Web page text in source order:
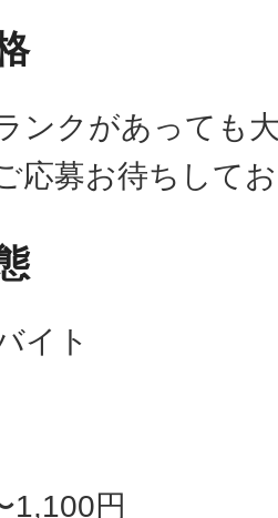
ンクがあっても
応募お待ちして
イト
1,100円